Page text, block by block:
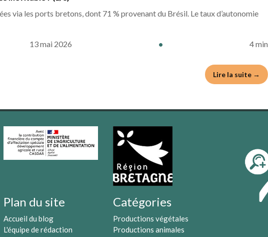
via les ports bretons, dont 71 % provenant du Brésil. Le taux d’autonomie
13 mai 2026 • 4 min
Lire la suite →
Plan du site
Accueil du blog
L'équipe de rédaction
Catégories
Productions végétales
Productions animales